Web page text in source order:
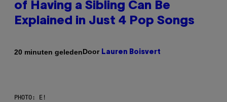
of Having a Sibling Can Be
Explained in Just 4 Pop Songs
20 minuten geledenDoor Lauren Boisvert
PHOTO: E!